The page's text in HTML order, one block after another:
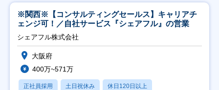
※関西※【コンサルティングセールス】キャリアチ
ェンジ可！／自社サービス『シェアフル』の営業
シェアフル株式会社
大阪府
400万~571万
正社員採用 土日祝休み 休日120日以上